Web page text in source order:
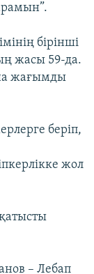
бірінші
жасы 59-да.
жағымды
беріп,
жол
– Лебап